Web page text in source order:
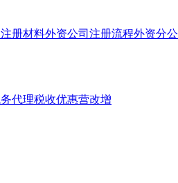
册材料外资公司注册流程外资分
代理税收优惠营改增